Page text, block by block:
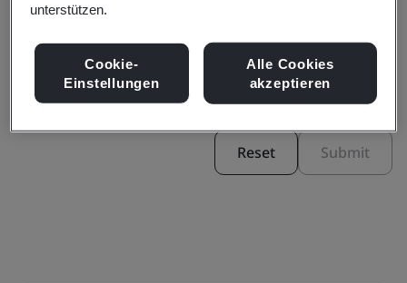
Filter by:
Reset Submit
unterstützen.
Cookie-
Einstellungen
Alle Cookies
akzeptieren